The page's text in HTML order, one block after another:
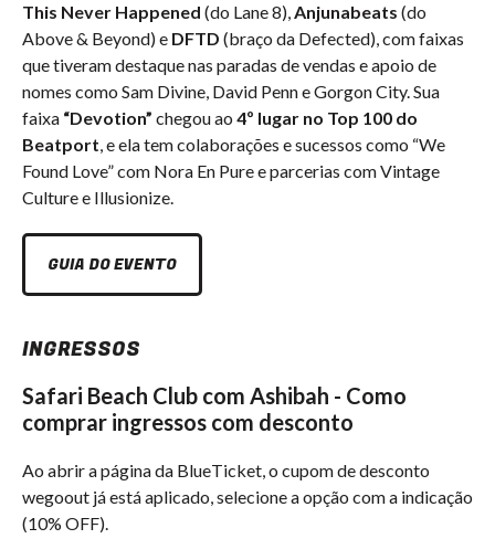
This Never Happened (do Lane 8),Anjunabeats (do
Above & Beyond) e DFTD (braço da Defected), com faixas
que tiveram destaque nas paradas de vendas e apoio de
nomes como Sam Divine, David Penn e Gorgon City. Sua
faixa “Devotion” chegou ao 4º lugar no Top 100 do
Beatport, e ela tem colaborações e sucessos como “We
Found Love” com Nora En Pure e parcerias com Vintage
Culture e Illusionize.
GUIA DO EVENTO
INGRESSOS
Safari Beach Club com Ashibah - Como
comprar ingressos com desconto
Ao abrir a página da BlueTicket, o cupom de desconto
wegoout já está aplicado, selecione a opção com a indicação
(10% OFF).